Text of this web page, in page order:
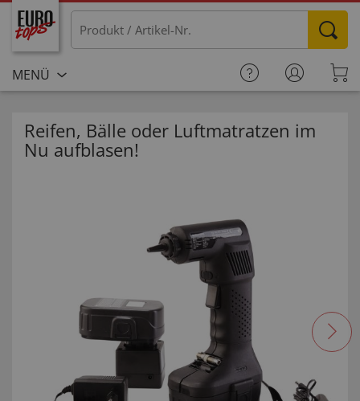
MENÜ
Reifen, Bälle oder Luftmatratzen im
Nu aufblasen!